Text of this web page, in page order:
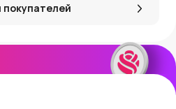
с зеленью.
вес.